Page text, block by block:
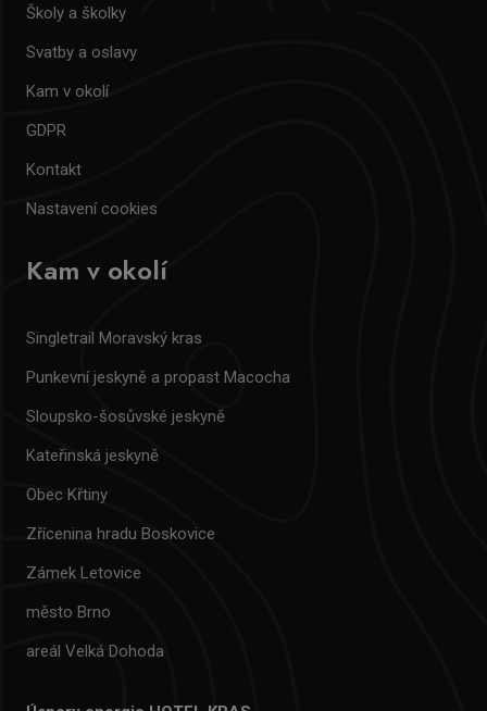
Školy a školky
Svatby a oslavy
Kam v okolí
GDPR
Kontakt
Nastavení cookies
Kam v okolí
Singletrail Moravský kras
Punkevní jeskyně a propast Macocha
Sloupsko-šosůvské jeskyně
Kateřinská jeskyně
Obec Křtiny
Zřícenina hradu Boskovice
Zámek Letovice
město Brno
areál Velká Dohoda